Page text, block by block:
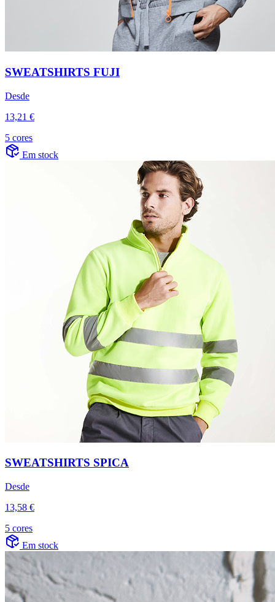
SWEATSHIRTS FUJI
Desde
13,21 €
5 cores
Em stock
SWEATSHIRTS SPICA
Desde
13,58 €
5 cores
Em stock